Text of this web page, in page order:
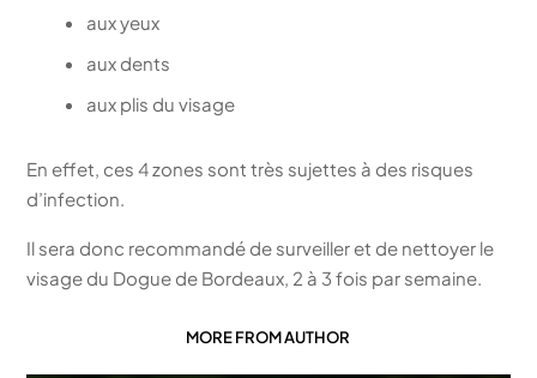
aux yeux
aux dents
aux plis du visage
En effet, ces 4 zones sont très sujettes à des risques
d’infection.
Il sera donc recommandé de surveiller et de nettoyer le
visage du Dogue de Bordeaux, 2 à 3 fois par semaine.
MORE FROM AUTHOR